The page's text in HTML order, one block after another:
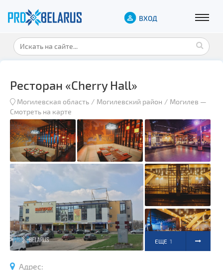
ВХОД
Ресторан «Cherry Hall»
Могилевская область Могилевский район Могилев —
Смотреть на карте
ЕЩЕ 1
Адрес: